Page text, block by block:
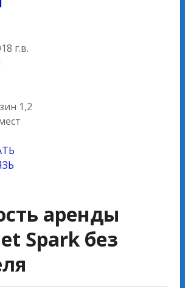
г.в.
1,2
аренды
Spark без